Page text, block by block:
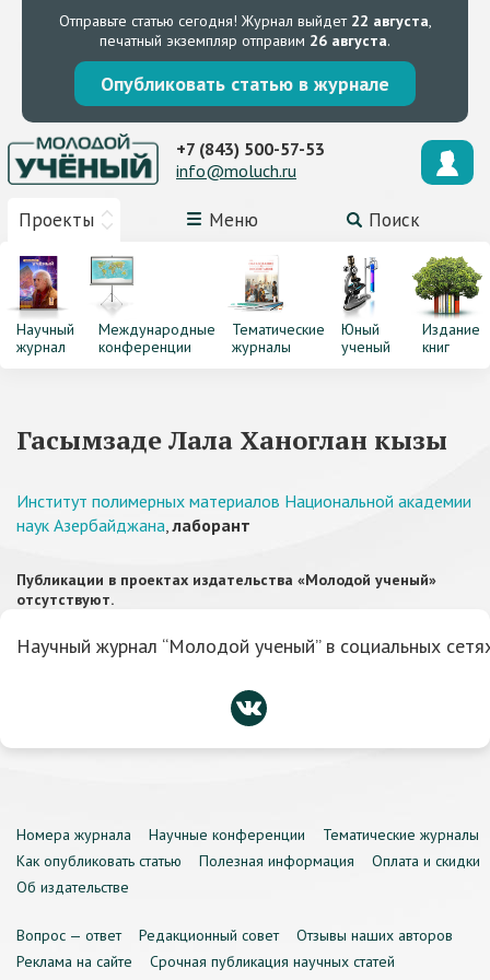
Отправьте статью сегодня! Журнал выйдет 22 августа,
печатный экземпляр отправим 26 августа.
Опубликовать статью в журнале
Проекты Меню Поиск
+7 (843) 500-57-53
info@moluch.ru
Научный
журнал
Международные
конференции
Тематические
журналы
Юный
ученый
Издание
книг
Гасымзаде Лала Ханоглан кызы
Институт полимерных материалов Национальной академии
наук Азербайджана,лаборант
Публикации в проектах издательства «Молодой ученый»
отсутствуют.
Научный журнал “Молодой ученый” в социальных
Номера журнала Научные конференции
Тематические журналы
Как опубликовать статью
Полезная информация
Оплата и скидки
Об издательстве
Вопрос — ответ Редакционный совет
Отзывы наших авторов
Реклама на сайте
Срочная публикация научных статей